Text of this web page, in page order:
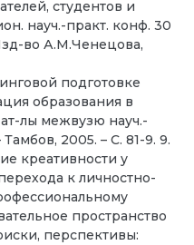
студентов и
науч.-практ. конф. 30
во А.М.Ченецова,
подготовке
образования в
лы межвузю науч.-
2005. – С. 81-9. 9.
креативности у
к личностно-
пространство
перспективы: